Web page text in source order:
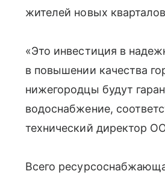
жителей новых
«Это инвестиция в
в повышении качества
нижегородцы будут
водоснабжение,
технический директор
Всего